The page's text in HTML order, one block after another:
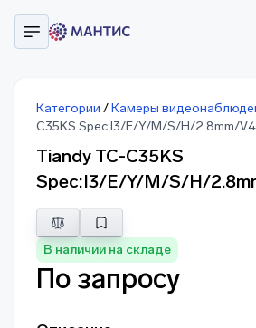
Категории /Камеры
C35KS Spec:I3/E/Y/M/S/H/2.8mm/
Tiandy TC-C35KS
Spec:I3/E/Y/M/S/H/
В наличии на складе
По запросу